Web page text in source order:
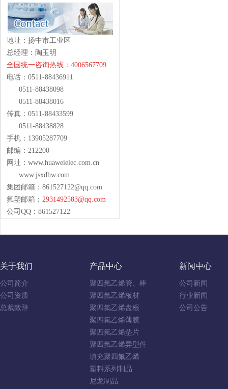
地址：扬中市工业区
总经理：陶玉明
全国统一咨询热线：4006567709
电话：0511-88436911
0511-88438098
0511-88438016
传真：0511-88433599
0511-88438828
手机：13905287709
邮编：212200
网址：www.huaweielec.com.cn
www.jsxdhw.com
集团邮箱： 861527122@qq.com
氟塑邮箱： 2931492583@qq.com
公司QQ：861527122
关于我们
公司简介
公司资质
总裁致辞
产品中心
聚四氟乙烯管、棒
聚四氟乙烯板材
聚四氟乙烯盘根
聚四氟乙烯薄膜
聚四氟乙烯垫片
聚四氟乙烯异型件
填充聚四氟乙烯
塑料系列制品
尼龙制品
新闻中心
公司新闻
行业新闻
公司公告